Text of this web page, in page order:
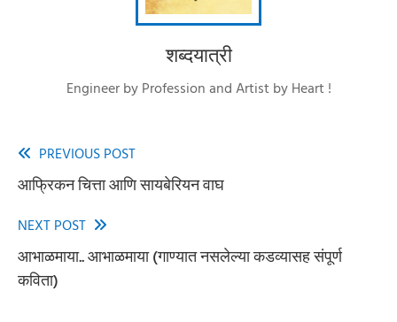
शब्दयात्री
Engineer by Profession and Artist by Heart !
Read
more
articles
PREVIOUS POST
आफ्रिकन चित्ता आणि सायबेरियन वाघ
NEXT POST
आभाळमाया.. आभाळमाया (गाण्यात नसलेल्या कडव्यासह संपूर्ण
कविता)